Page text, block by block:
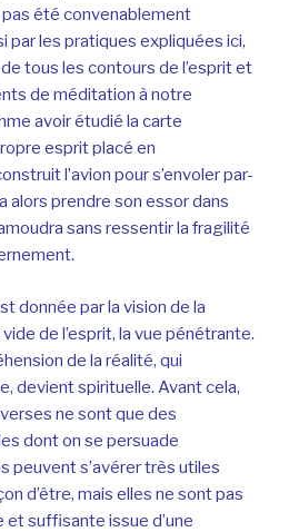
été convenablement
par les pratiques expliquées ici,
tous les contours de l’esprit et
de méditation à notre
avoir étudié la carte
esprit placé en
l’avion pour s’envoler par-
alors prendre son essor dans
sans ressentir la fragilité
donnée par la vision de la
de l’esprit, la vue pénétrante.
de la réalité, qui
devient spirituelle. Avant cela,
ne sont que des
dont on se persuade
peuvent s’avérer très utiles
d’être, mais elles ne sont pas
suffisante issue d’une